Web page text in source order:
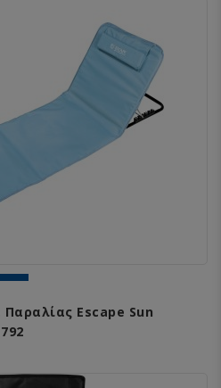
Escape Sun